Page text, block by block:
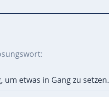
etwas in Gang zu setzen.